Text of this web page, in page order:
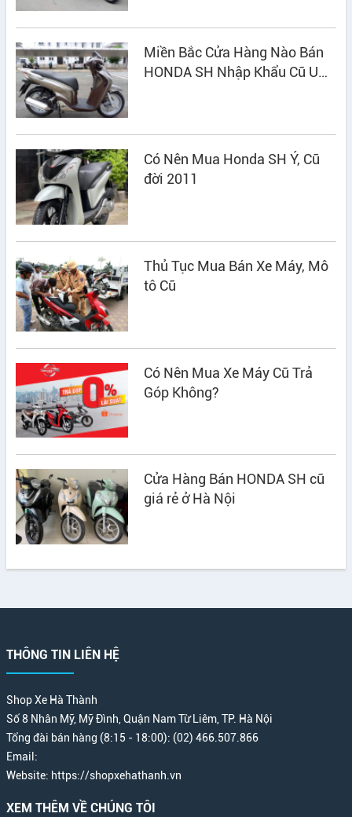
Miền Bắc Cửa Hàng Nào Bán
HONDA SH Nhập Khẩu Cũ UY
Có Nên Mua Honda SH Ý, Cũ
đời 2011
Thủ Tục Mua Bán Xe Máy, Mô
tô Cũ
Có Nên Mua Xe Máy Cũ Trả
Góp Không?
Cửa Hàng Bán HONDA SH cũ
giá rẻ ở Hà Nội
THÔNG TIN LIÊN HỆ
Shop Xe Hà Thành
Số 8 Nhân Mỹ, Mỹ Đình, Quận Nam Từ Liêm, TP. Hà Nội
Tổng đài bán hàng (8:15 - 18:00): (02) 466.507.866
Email:
Website: https://shopxehathanh.vn
XEM THÊM VỀ CHÚNG TÔI